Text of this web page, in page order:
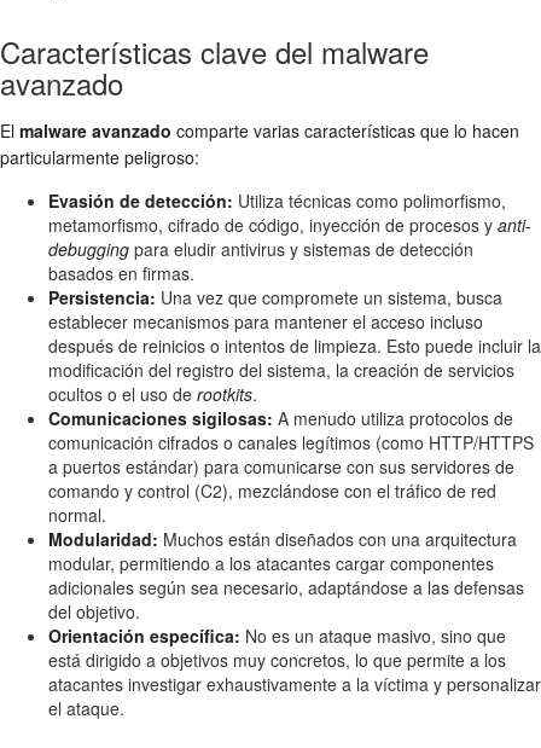
Características clave del malware
avanzado
El malware avanzado comparte varias características que lo hacen
particularmente peligroso:
Evasión de detección: Utiliza técnicas como polimorfismo,
metamorfismo, cifrado de código, inyección de procesos y anti-
debugging para eludir antivirus y sistemas de detección
basados en firmas.
Persistencia: Una vez que compromete un sistema, busca
establecer mecanismos para mantener el acceso incluso
después de reinicios o intentos de limpieza. Esto puede incluir la
modificación del registro del sistema, la creación de servicios
ocultos o el uso de rootkits.
Comunicaciones sigilosas: A menudo utiliza protocolos de
comunicación cifrados o canales legítimos (como HTTP/HTTPS
a puertos estándar) para comunicarse con sus servidores de
comando y control (C2), mezclándose con el tráfico de red
normal.
Modularidad: Muchos están diseñados con una arquitectura
modular, permitiendo a los atacantes cargar componentes
adicionales según sea necesario, adaptándose a las defensas
del objetivo.
Orientación específica: No es un ataque masivo, sino que
está dirigido a objetivos muy concretos, lo que permite a los
atacantes investigar exhaustivamente a la víctima y personalizar
el ataque.